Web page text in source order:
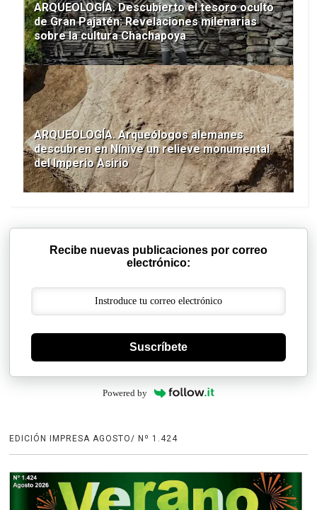
ARQUEOLOGÍA. Descubierto el tesoro oculto
de Gran Pajatén: Revelaciones milenarias
sobre la cultura Chachapoya
ARQUEOLOGÍA. Arqueólogos alemanes
descubren en Nínive un relieve monumental
del Imperio Asirio
Recibe nuevas publicaciones por correo
electrónico:
Suscríbete
Powered by
EDICIÓN IMPRESA AGOSTO/ Nº 1.424